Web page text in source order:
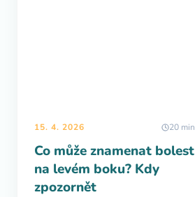
15. 4. 2026 20 min
Co může znamenat bolest
na levém boku? Kdy
zpozornět